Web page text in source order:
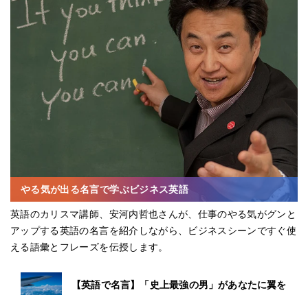
やる気が出る名言で学ぶビジネス英語
英語のカリスマ講師、安河内哲也さんが、仕事のやる気がグンと
アップする英語の名言を紹介しながら、ビジネスシーンですぐ使
える語彙とフレーズを伝授します。
【英語で名言】「史上最強の男」があなたに翼を